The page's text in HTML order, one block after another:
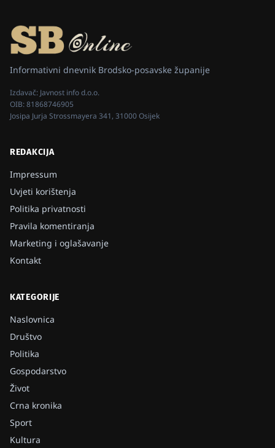
Informativni dnevnik Brodsko-posavske županije
Izdavač: Javnost info d.o.o.
OIB:81868746905
Josipa Jurja Strossmayera 341, 31000 Osijek
REDAKCIJA
Impressum
Uvjeti korištenja
Politika privatnosti
Pravila komentiranja
Marketing i oglašavanje
Kontakt
KATEGORIJE
Naslovnica
Društvo
Politika
Gospodarstvo
Život
Crna kronika
Sport
Kultura